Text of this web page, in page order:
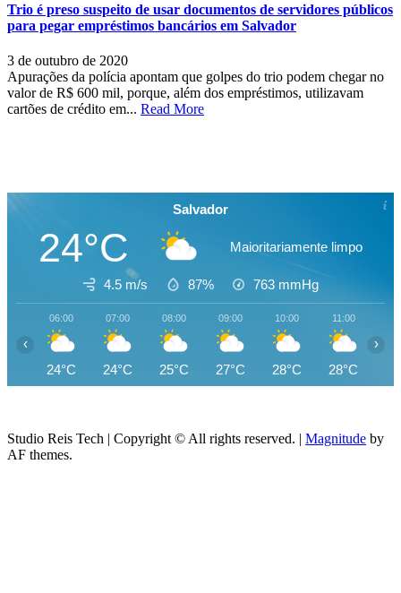
Trio é preso suspeito de usar documentos de servidores públicos
para pegar empréstimos bancários em Salvador
3 de outubro de 2020
Apurações da polícia apontam que golpes do trio podem chegar no
valor de R$ 600 mil, porque, além dos empréstimos, utilizavam
cartões de crédito em... Read More
Salvador
24°C Maioritariamente limpo
4.5 m/s 87% 763 mmHg
06:00
24°C
07:00
24°C
08:00
25°C
09:00
27°C
10:00
28°C
11:00
28°C
‹ ›
Studio Reis Tech | Copyright © All rights reserved. | Magnitude by
AF themes.